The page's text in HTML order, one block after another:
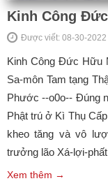
Kinh Công
Được viết: 08-30-2022
Kinh Công Đức Hữu
Sa-môn Tam tạng
Phước --o0o-- Đúng
Phật trú ở Kì Thụ
kheo tăng và vô
trưởng lão Xá-lợi-
Xem thêm →